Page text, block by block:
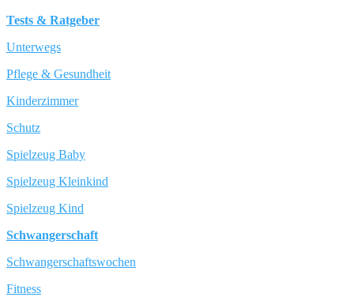
Tests & Ratgeber
Unterwegs
Pflege & Gesundheit
Kinderzimmer
Schutz
Spielzeug Baby
Spielzeug Kleinkind
Spielzeug Kind
Schwangerschaft
Schwangerschaftswochen
Fitness